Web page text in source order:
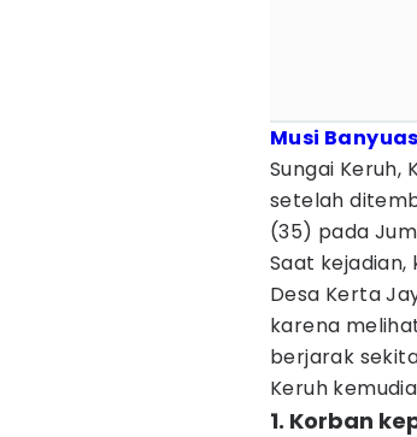
Musi
Sungai Keruh,
setelah
(35) pada
Saat
Desa Kerta
karena
berjarak
Keruh
1. Korban